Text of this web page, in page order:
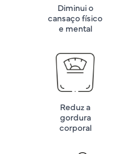
Diminui o
cansaço físico
e mental
Reduz a
gordura
corporal